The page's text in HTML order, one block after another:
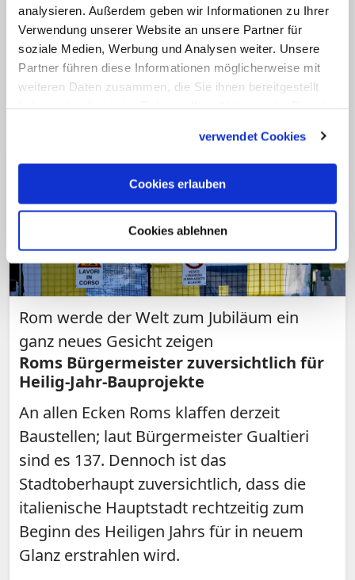
analysieren. Außerdem geben wir Informationen zu Ihrer
Verwendung unserer Website an unsere Partner für
soziale Medien, Werbung und Analysen weiter. Unsere
Partner führen diese Informationen möglicherweise mit
weiteren Daten zusammen, die Sie ihnen bereitgestellt
verwendet Cookies
Cookies erlauben
Cookies ablehnen
Zum Programm gehört auch der Besuch
bestimmter römischer Kirchen. Papst
Franziskus eröffnet das "Giubileo" am 24.
Dezember. (KNA)
Rom werde der Welt zum Jubiläum ein
ganz neues Gesicht zeigen
Roms Bürgermeister zuversichtlich für
Heilig-Jahr-Bauprojekte
An allen Ecken Roms klaffen derzeit
Baustellen; laut Bürgermeister Gualtieri
sind es 137. Dennoch ist das
Stadtoberhaupt zuversichtlich, dass die
italienische Hauptstadt rechtzeitig zum
Beginn des Heiligen Jahrs für in neuem
Glanz erstrahlen wird.